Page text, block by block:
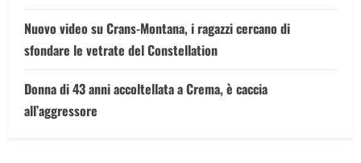
Nuovo video su Crans-Montana, i ragazzi cercano di
sfondare le vetrate del Constellation
Donna di 43 anni accoltellata a Crema, è caccia
all’aggressore